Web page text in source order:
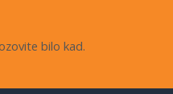
bilo kad.